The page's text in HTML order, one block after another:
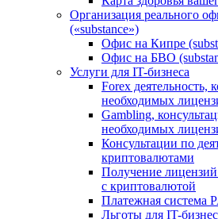
Организация реального
(«substance»)
Офис на Кипре
Офис на БВО
Услуги для IT-бизнеса
Forex деятельность,
необходимых
Gambling,
необходимых
Консультации по
криптовалютами
Получение
с криптовалютой
Платежная система
Льготы для IT-